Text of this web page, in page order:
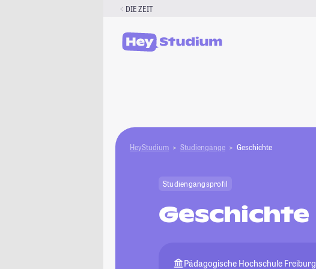
DIE ZEIT
HeyStudium Studiengänge Geschichte
Studiengangsprofil
Geschichte
Pädagogische Hochschule Freiburg